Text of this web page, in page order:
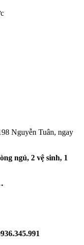
Nguyễn Tuân, ngay
ngủ, 2 vệ sinh, 1